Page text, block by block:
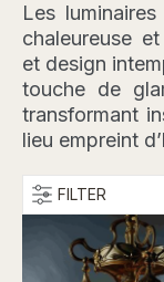
Les
chaleureuse
et design
touche de
transformant
lieu empreint
FILTER